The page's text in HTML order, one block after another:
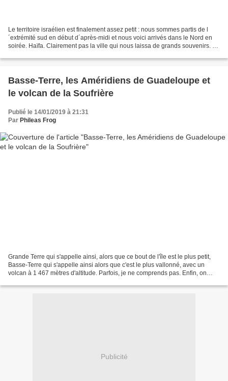
Le territoire israélien est finalement assez petit : nous sommes partis de l
´extrémité sud en début d´après-midi et nous voici arrivés dans le Nord en
soirée. Haïfa. Clairement pas la ville qui nous laissa de grands souvenirs. C
Basse-Terre, les Améridiens de Guadeloupe et
le volcan de la Soufrière
Publié le 14/01/2019 à 21:31
Par Phileas Frog
Grande Terre qui s'appelle ainsi, alors que ce bout de l'île est le plus petit,
Basse-Terre qui s'appelle ainsi alors que c'est le plus vallonné, avec un
volcan à 1 467 mètres d'altitude. Parfois, je ne comprends pas. Enfin, on
Publicité